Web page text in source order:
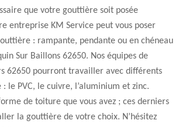
que votre gouttière soit posée
entreprise KM Service peut vous poser
: rampante, pendante ou en chéneau
Sur Baillons 62650. Nos équipes de
62650 pourront travailler avec différents
le PVC, le cuivre, l’aluminium et zinc.
de toiture que vous avez ; ces derniers
la gouttière de votre choix. N’hésitez